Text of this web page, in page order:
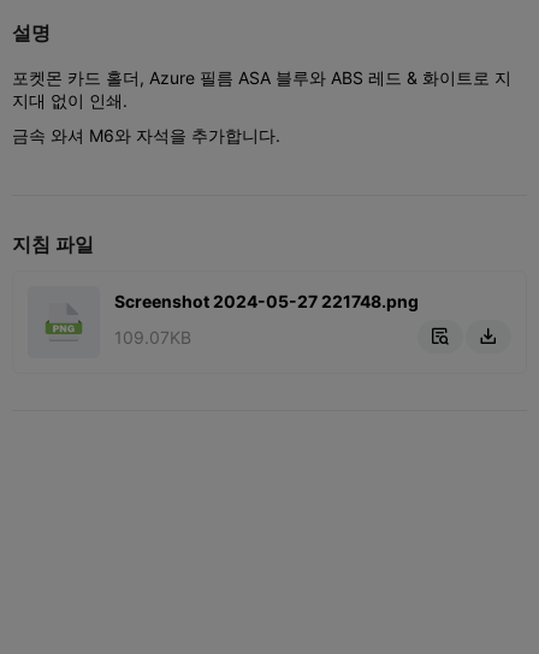
설명
포켓몬 카드 홀더, Azure 필름 ASA 블루와 ABS 레드 & 화이트로 지
지대 없이 인쇄.
금속 와셔 M6와 자석을 추가합니다.
지침 파일
Screenshot 2024-05-27 221748.png
109.07KB
 